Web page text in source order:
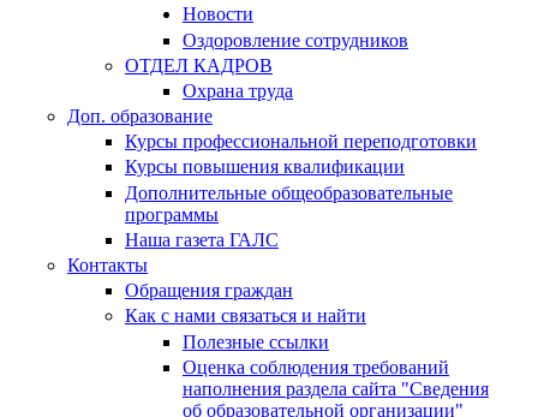
Новости
Оздоровление сотрудников
ОТДЕЛ КАДРОВ
Охрана труда
Доп. образование
Курсы профессиональной переподготовки
Курсы повышения квалификации
Дополнительные общеобразовательные
программы
Наша газета ГАЛС
Контакты
Обращения граждан
Как с нами связаться и найти
Полезные ссылки
Оценка соблюдения требований
наполнения раздела сайта "Сведения
об образовательной организации"